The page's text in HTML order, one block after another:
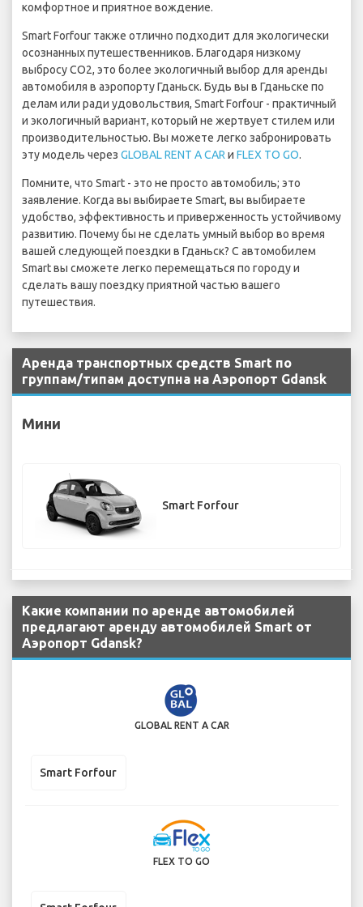
комфортное и приятное вождение.
Smart Forfour также отлично подходит для экологически
осознанных путешественников. Благодаря низкому
выбросу CO2, это более экологичный выбор для аренды
автомобиля в аэропорту Гданьск. Будь вы в Гданьске по
делам или ради удовольствия, Smart Forfour - практичный
и экологичный вариант, который не жертвует стилем или
производительностью. Вы можете легко забронировать
эту модель через GLOBAL RENT A CAR и FLEX TO GO.
Помните, что Smart - это не просто автомобиль; это
заявление. Когда вы выбираете Smart, вы выбираете
удобство, эффективность и приверженность устойчивому
развитию. Почему бы не сделать умный выбор во время
вашей следующей поездки в Гданьск? С автомобилем
Smart вы сможете легко перемещаться по городу и
сделать вашу поездку приятной частью вашего
путешествия.
Аренда транспортных средств Smart по
группам/типам доступна на Аэропорт Gdansk
Мини
Smart Forfour
Какие компании по аренде автомобилей
предлагают аренду автомобилей Smart от
Аэропорт Gdansk?
GLOBAL RENT A CAR
Smart Forfour
FLEX TO GO